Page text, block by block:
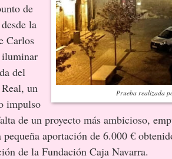
Prueba realizada
de
la
Carlos
del
un
impulso
de un proyecto más ambicioso,
pequeña aportación de 6.000 €
de la Fundación Caja Navarra.